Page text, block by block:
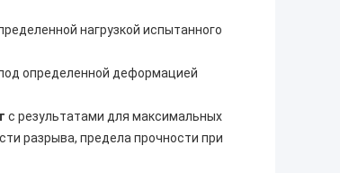
нагрузкой испытанного
определенной деформацией
с результатами для максимальных
разрыва, предела прочности при